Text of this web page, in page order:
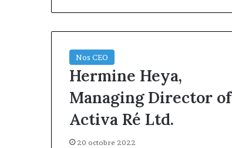
Nos CEO
Hermine Heya,
Managing Director of
Activa Ré Ltd.
20 octobre 2022